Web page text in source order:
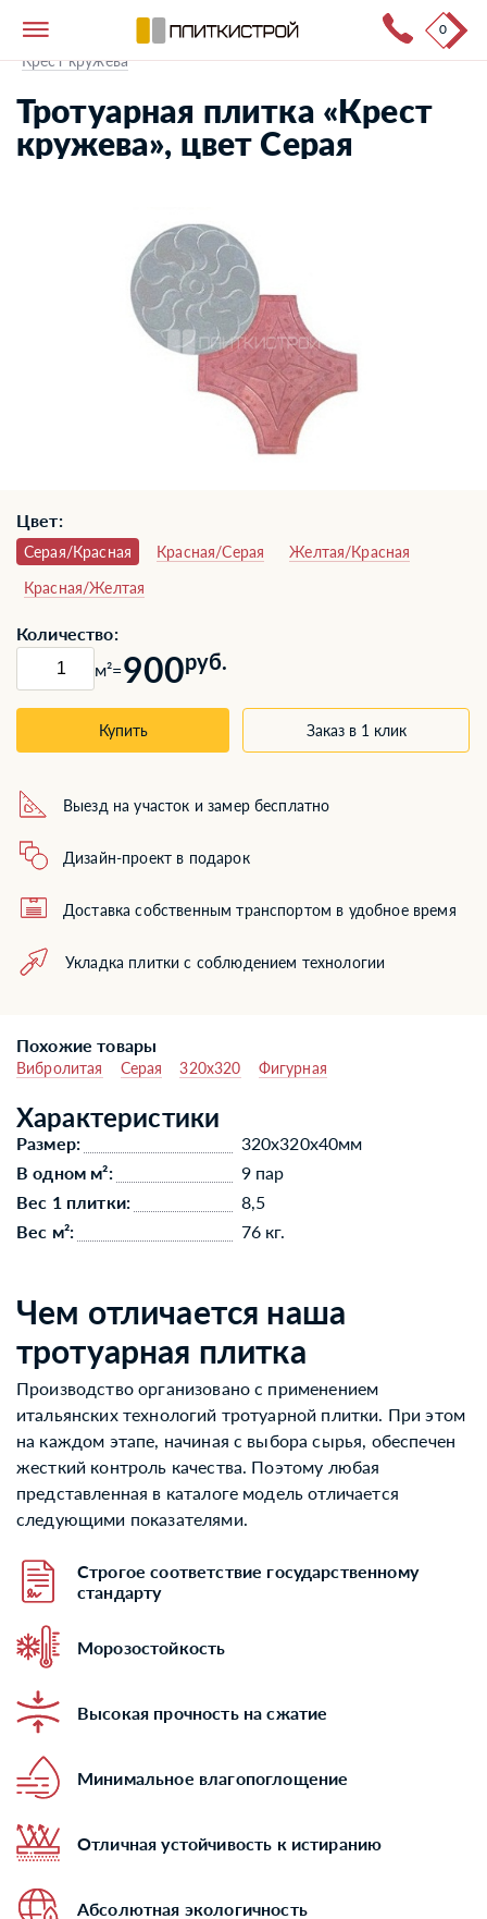
0
Тротуарная плитка → Каталог продукции
Крест кружева
Тротуарная плитка «Крест
кружева», цвет Серая
Цвет:
Серая/Красная Красная/Серая
Желтая/Красная
Красная/Желтая
Количество:
м²=900руб.
Купить Заказ в 1 клик
Выезд на участок и замер бесплатно
Дизайн-проект в подарок
Доставка собственным транспортом в удобное время
Укладка плитки с соблюдением технологии
Похожие товары
Вибролитая Серая 320x320 Фигурная
Характеристики
Размер:
320x320x40мм
В одном м²:
9 пар
Вес 1 плитки:
8,5
Вес м²:
76 кг.
Чем отличается наша
тротуарная плитка
Производство организовано с применением
итальянских технологий тротуарной плитки. При этом
на каждом этапе, начиная с выбора сырья, обеспечен
жесткий контроль качества. Поэтому любая
представленная в каталоге модель отличается
следующими показателями.
Строгое соответствие государственному
стандарту
Морозостойкость
Высокая прочность на сжатие
Минимальное влагопоглощение
Отличная устойчивость к истиранию
Абсолютная экологичность